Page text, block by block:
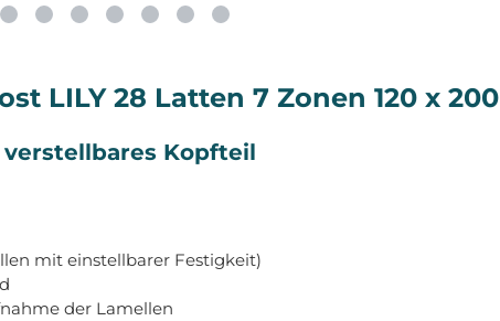
LILY 28 Latten 7 Zonen 120 x 200
verstellbares Kopfteil
mit einstellbarer Festigkeit)
der Lamellen